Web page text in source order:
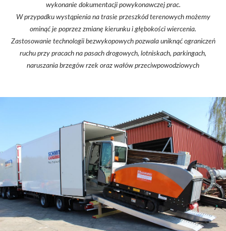
wykonanie dokumentacji powykonawczej prac.
W przypadku wystąpienia na trasie przeszkód terenowych możemy
ominąć je poprzez zmianę kierunku i głębokości wiercenia.
Zastosowanie technologii bezwykopowych pozwala uniknąć ograniczeń
ruchu przy pracach na pasach drogowych, lotniskach, parkingach,
naruszania brzegów rzek oraz wałów przeciwpowodziowych